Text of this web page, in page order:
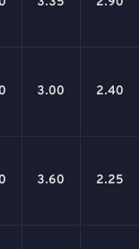
3.00 2.40
3.60 2.25